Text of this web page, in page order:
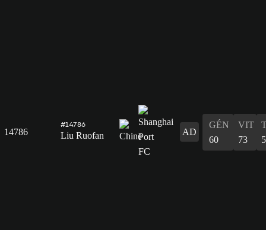
14786
#14786
Liu Ruofan AD
GÉN
60
VIT
73